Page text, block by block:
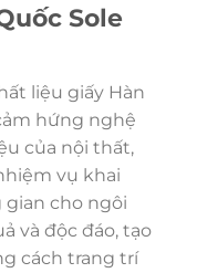
Sole
liệu giấy Hàn
hứng nghệ
của nội thất,
vụ khai
cho ngôi
và độc đáo, tạo
cách trang trí